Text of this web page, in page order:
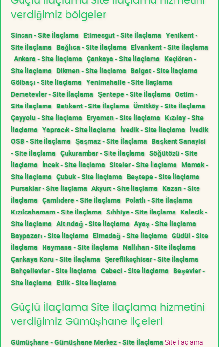
verdiğimiz bölgeler
Sincan - Site İlaçlama Etimesgut - Site İlaçlama Yenikent -
Site İlaçlama Bağlıca - Site İlaçlama Elvankent - Site İlaçlama
Ankara - Site İlaçlama Çankaya - Site İlaçlama Keçiören -
Site İlaçlama Dikmen - Site İlaçlama Balgat - Site İlaçlama
Gölbaşı - Site İlaçlama Yenimahalle - Site İlaçlama
Demetevler - Site İlaçlama Şentepe - Site İlaçlama Ostim -
Site İlaçlama Batıkent - Site İlaçlama Ümitköy - Site İlaçlama
Çayyolu - Site İlaçlama Eryaman - Site İlaçlama Kızılay - Site
İlaçlama Yapracık - Site İlaçlama İvedik - Site İlaçlama İvedik
OSB - Site İlaçlama Şaşmaz - Site İlaçlama Başkent Sanayisi
- Site İlaçlama Çukurambar - Site İlaçlama Söğütözü - Site
İlaçlama İncek - Site İlaçlama Siteler - Site İlaçlama Mamak -
Site İlaçlama Çubuk - Site İlaçlama Beştepe - Site İlaçlama
Pursaklar - Site İlaçlama Akyurt - Site İlaçlama Kazan - Site
İlaçlama Çamlıdere - Site İlaçlama Polatlı - Site İlaçlama
Kızılcahamam - Site İlaçlama Sıhhiye - Site İlaçlama Kalecik -
Site İlaçlama Altındağ - Site İlaçlama Ayaş - Site İlaçlama
Baypazarı - Site İlaçlama Elmadağ - Site İlaçlama Güdül - Site
İlaçlama Haymana - Site İlaçlama Nallıhan - Site İlaçlama
Çankaya Koru - Site İlaçlama Şereflikoçhisar - Site İlaçlama
Bahçelievler - Site İlaçlama Cebeci - Site İlaçlama Beşevler -
Site İlaçlama Etlik - Site İlaçlama
Güçlü İlaçlama Site İlaçlama hizmetini
verdiğimiz Gümüşhane ilçeleri
Gümüşhane - Gümüşhane Merkez - Site İlaçlamaSite İlaçlama